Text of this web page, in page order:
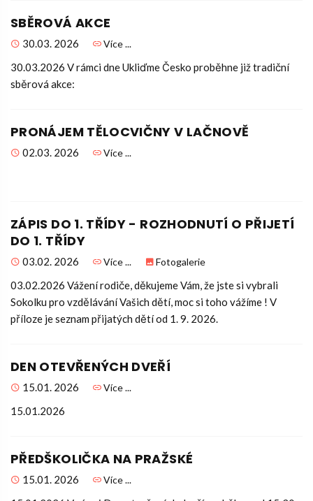
SBĚROVÁ AKCE
30.03. 2026 Více ...
30.03.2026 V rámci dne Ukliďme Česko proběhne již tradiční
sběrová akce:
PRONÁJEM TĚLOCVIČNY V LAČNOVĚ
02.03. 2026 Více ...
ZÁPIS DO 1. TŘÍDY - ROZHODNUTÍ O PŘIJETÍ
DO 1. TŘÍDY
03.02. 2026 Více ... Fotogalerie
03.02.2026 Vážení rodiče, děkujeme Vám, že jste si vybrali
Sokolku pro vzdělávání Vašich dětí, moc si toho vážíme ! V
příloze je seznam přijatých dětí od 1. 9. 2026.
DEN OTEVŘENÝCH DVEŘÍ
15.01. 2026 Více ...
15.01.2026
PŘEDŠKOLIČKA NA PRAŽSKÉ
15.01. 2026 Více ...